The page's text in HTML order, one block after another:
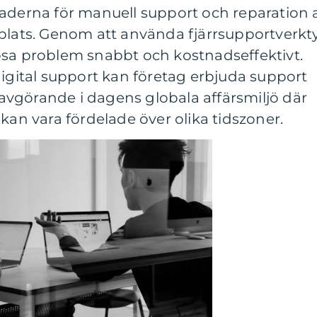
för manuell support och reparation
Genom att använda
problem snabbt och kostnadseffektivt.
support kan företag erbjuda support
i dagens globala affärsmiljö där
vara fördelade över olika tidszoner.